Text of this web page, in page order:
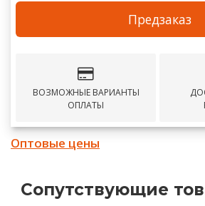
Предзаказ
ВОЗМОЖНЫЕ ВАРИАНТЫ
ОПЛАТЫ
Оптовые цены
Сопутствующие